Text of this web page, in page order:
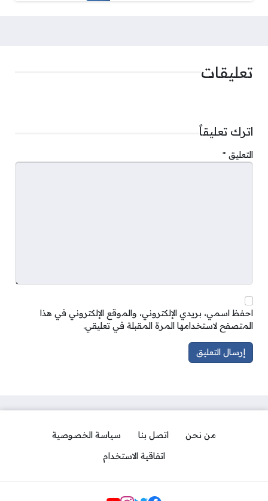
تعليقات
اترك تعليقاً
التعليق *
احفظ اسمي، بريدي الإلكتروني، والموقع الإلكتروني في هذا
المتصفح لاستخدامها المرة المقبلة في تعليقي.
من نحن اتصل بنا
سياسة الخصوصية
اتفاقية الاستخدام